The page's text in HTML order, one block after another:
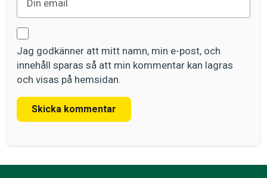
Jag godkänner att mitt namn, min e-post, och
innehåll sparas så att min kommentar kan lagras
och visas på hemsidan.
Skicka kommentar